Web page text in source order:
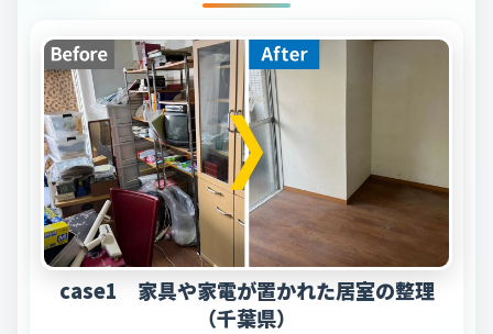
case1 家具や家電が置かれた居室の整理
（千葉県）